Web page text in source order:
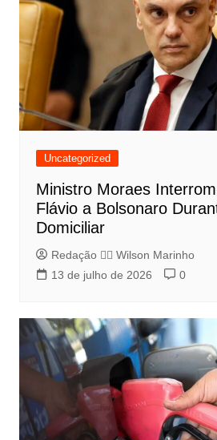
Uncategorized
Ministro Moraes
Flávio a Bolsonaro
Domiciliar
Redação 👨‍⚖️​ Wilson Marinho
13 de julho de 2026
0